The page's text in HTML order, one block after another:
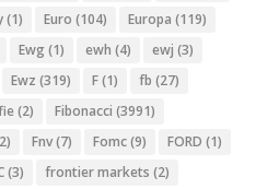
(1) Euro (104) Europa (119)
Ewg (1) ewh (4) ewj (3)
Ewz (319) F(1) fb (27)
(2) Fibonacci (3991)
Fnv(7) Fomc(9) FORD (1)
(3) frontier markets (2)